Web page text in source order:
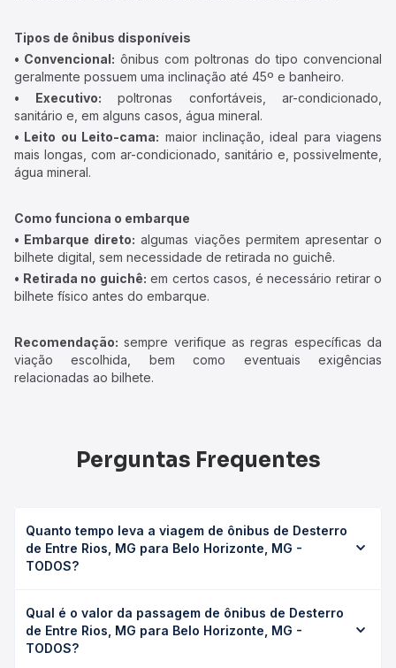
Tipos de ônibus disponíveis
• Convencional: ônibus com poltronas do tipo convencional
geralmente possuem uma inclinação até 45º e banheiro.
• Executivo: poltronas confortáveis, ar-condicionado,
sanitário e, em alguns casos, água mineral.
• Leito ou Leito-cama: maior inclinação, ideal para viagens
mais longas, com ar-condicionado, sanitário e, possivelmente,
água mineral.
Como funciona o embarque
• Embarque direto: algumas viações permitem apresentar o
bilhete digital, sem necessidade de retirada no guichê.
• Retirada no guichê: em certos casos, é necessário retirar o
bilhete físico antes do embarque.
Recomendação: sempre verifique as regras específicas da
viação escolhida, bem como eventuais exigências
relacionadas ao bilhete.
Perguntas Frequentes
Quanto tempo leva a viagem de ônibus de Desterro
de Entre Rios, MG para Belo Horizonte, MG -
TODOS?
Belo Horizonte, MG - TODOS leva em média 4h 25min,
podendo variar conforme a viação, o tipo de serviço
(convencional, executivo ou leito) e as condições de
Qual é o valor da passagem de ônibus de Desterro
de Entre Rios, MG para Belo Horizonte, MG -
TODOS?